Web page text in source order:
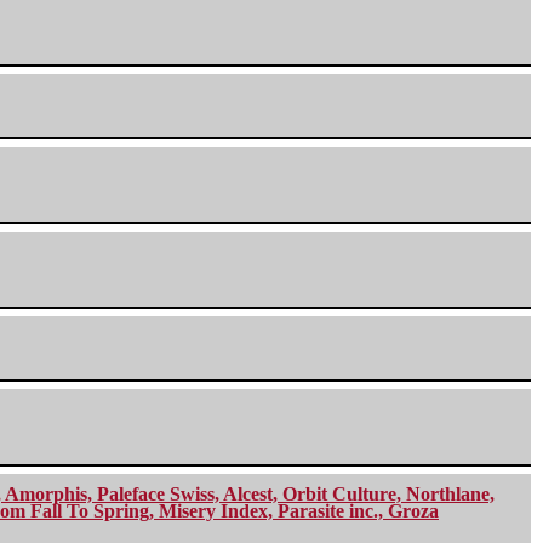
Paleface Swiss, Alcest, Orbit Culture, Northlane,
Fall To Spring, Misery Index, Parasite inc., Groza